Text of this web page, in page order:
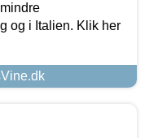
og i Italien. Klik her